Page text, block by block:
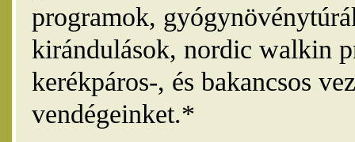
programok,
kirándulások, nordic walkin
kerékpáros-, és bakancsos
vendégeinket.*